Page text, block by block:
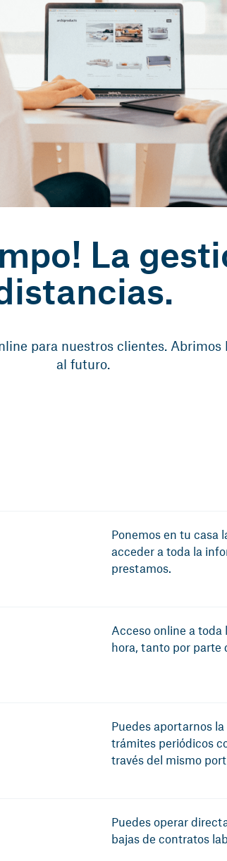
La
para nuestros clientes. Abrimos
al futuro.
Ponemos en tu casa
acceder a toda la
prestamos.
Acceso online a toda
hora, tanto por parte
Puedes aportarnos
trámites periódicos
través del mismo
Puedes operar
bajas de contratos